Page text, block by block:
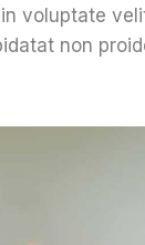
voluptate
non